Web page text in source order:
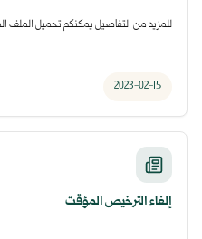
للمزيد من التفاصيل يمكنكم تحميل الملف
2023-02-15
إلغاء الترخيص المؤقت